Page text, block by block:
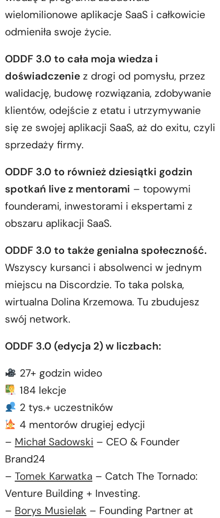
wielomilionowe aplikacje SaaS i całkowicie
odmieniła swoje życie.
ODDF 3.0 to cała moja wiedza i
doświadczenie z drogi od pomysłu, przez
walidację, budowę rozwiązania, zdobywanie
klientów, odejście z etatu i utrzymywanie
się ze swojej aplikacji SaaS, aż do exitu, czyli
sprzedaży firmy.
ODDF 3.0 to również dziesiątki godzin
spotkań live z mentorami – topowymi
founderami, inwestorami i ekspertami z
obszaru aplikacji SaaS.
ODDF 3.0 to także genialna społeczność.
Wszyscy kursanci i absolwenci w jednym
miejscu na Discordzie. To taka polska,
wirtualna Dolina Krzemowa. Tu zbudujesz
swój network.
ODDF 3.0 (edycja 2) w liczbach:
27+ godzin wideo
184 lekcje
2 tys.+ uczestników
4 mentorów drugiej edycji
– Michał Sadowski – CEO & Founder
Brand24
– Tomek Karwatka – Catch The Tornado:
Venture Building + Investing.
– Borys Musielak – Founding Partner at